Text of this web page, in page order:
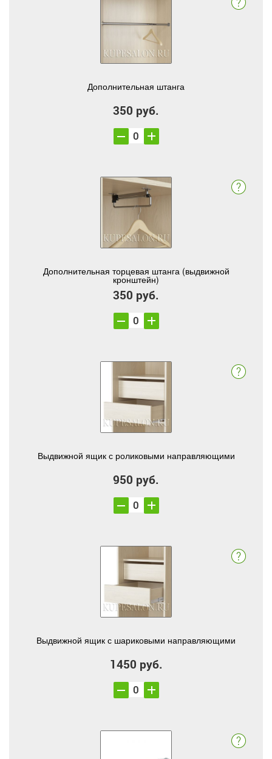
Дополнительная штанга
350 руб.
Дополнительная торцевая штанга (выдвижной
кронштейн)
350 руб.
Выдвижной ящик с роликовыми направляющими
950 руб.
Выдвижной ящик с шариковыми направляющими
1450 руб.